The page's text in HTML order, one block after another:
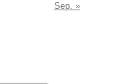
Sep. »